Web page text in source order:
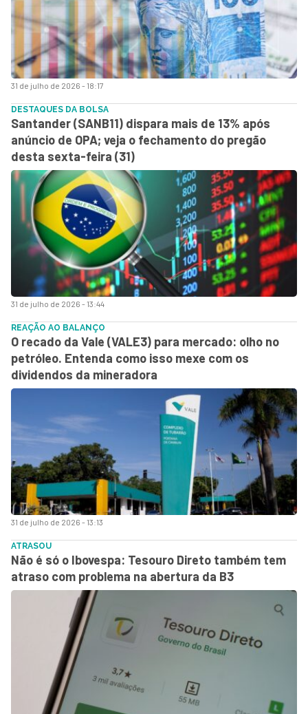
31 de julho de 2026 - 18:17
31 de julho de 2026 - 13:44
DESTAQUES DA BOLSA
Santander (SANB11) dispara mais de 13% após
anúncio de OPA; veja o fechamento do pregão
desta sexta-feira (31)
31 de julho de 2026 - 13:13
REAÇÃO AO BALANÇO
O recado da Vale (VALE3) para mercado: olho no
petróleo. Entenda como isso mexe com os
dividendos da mineradora
ATRASOU
Não é só o Ibovespa: Tesouro Direto também tem
atraso com problema na abertura da B3